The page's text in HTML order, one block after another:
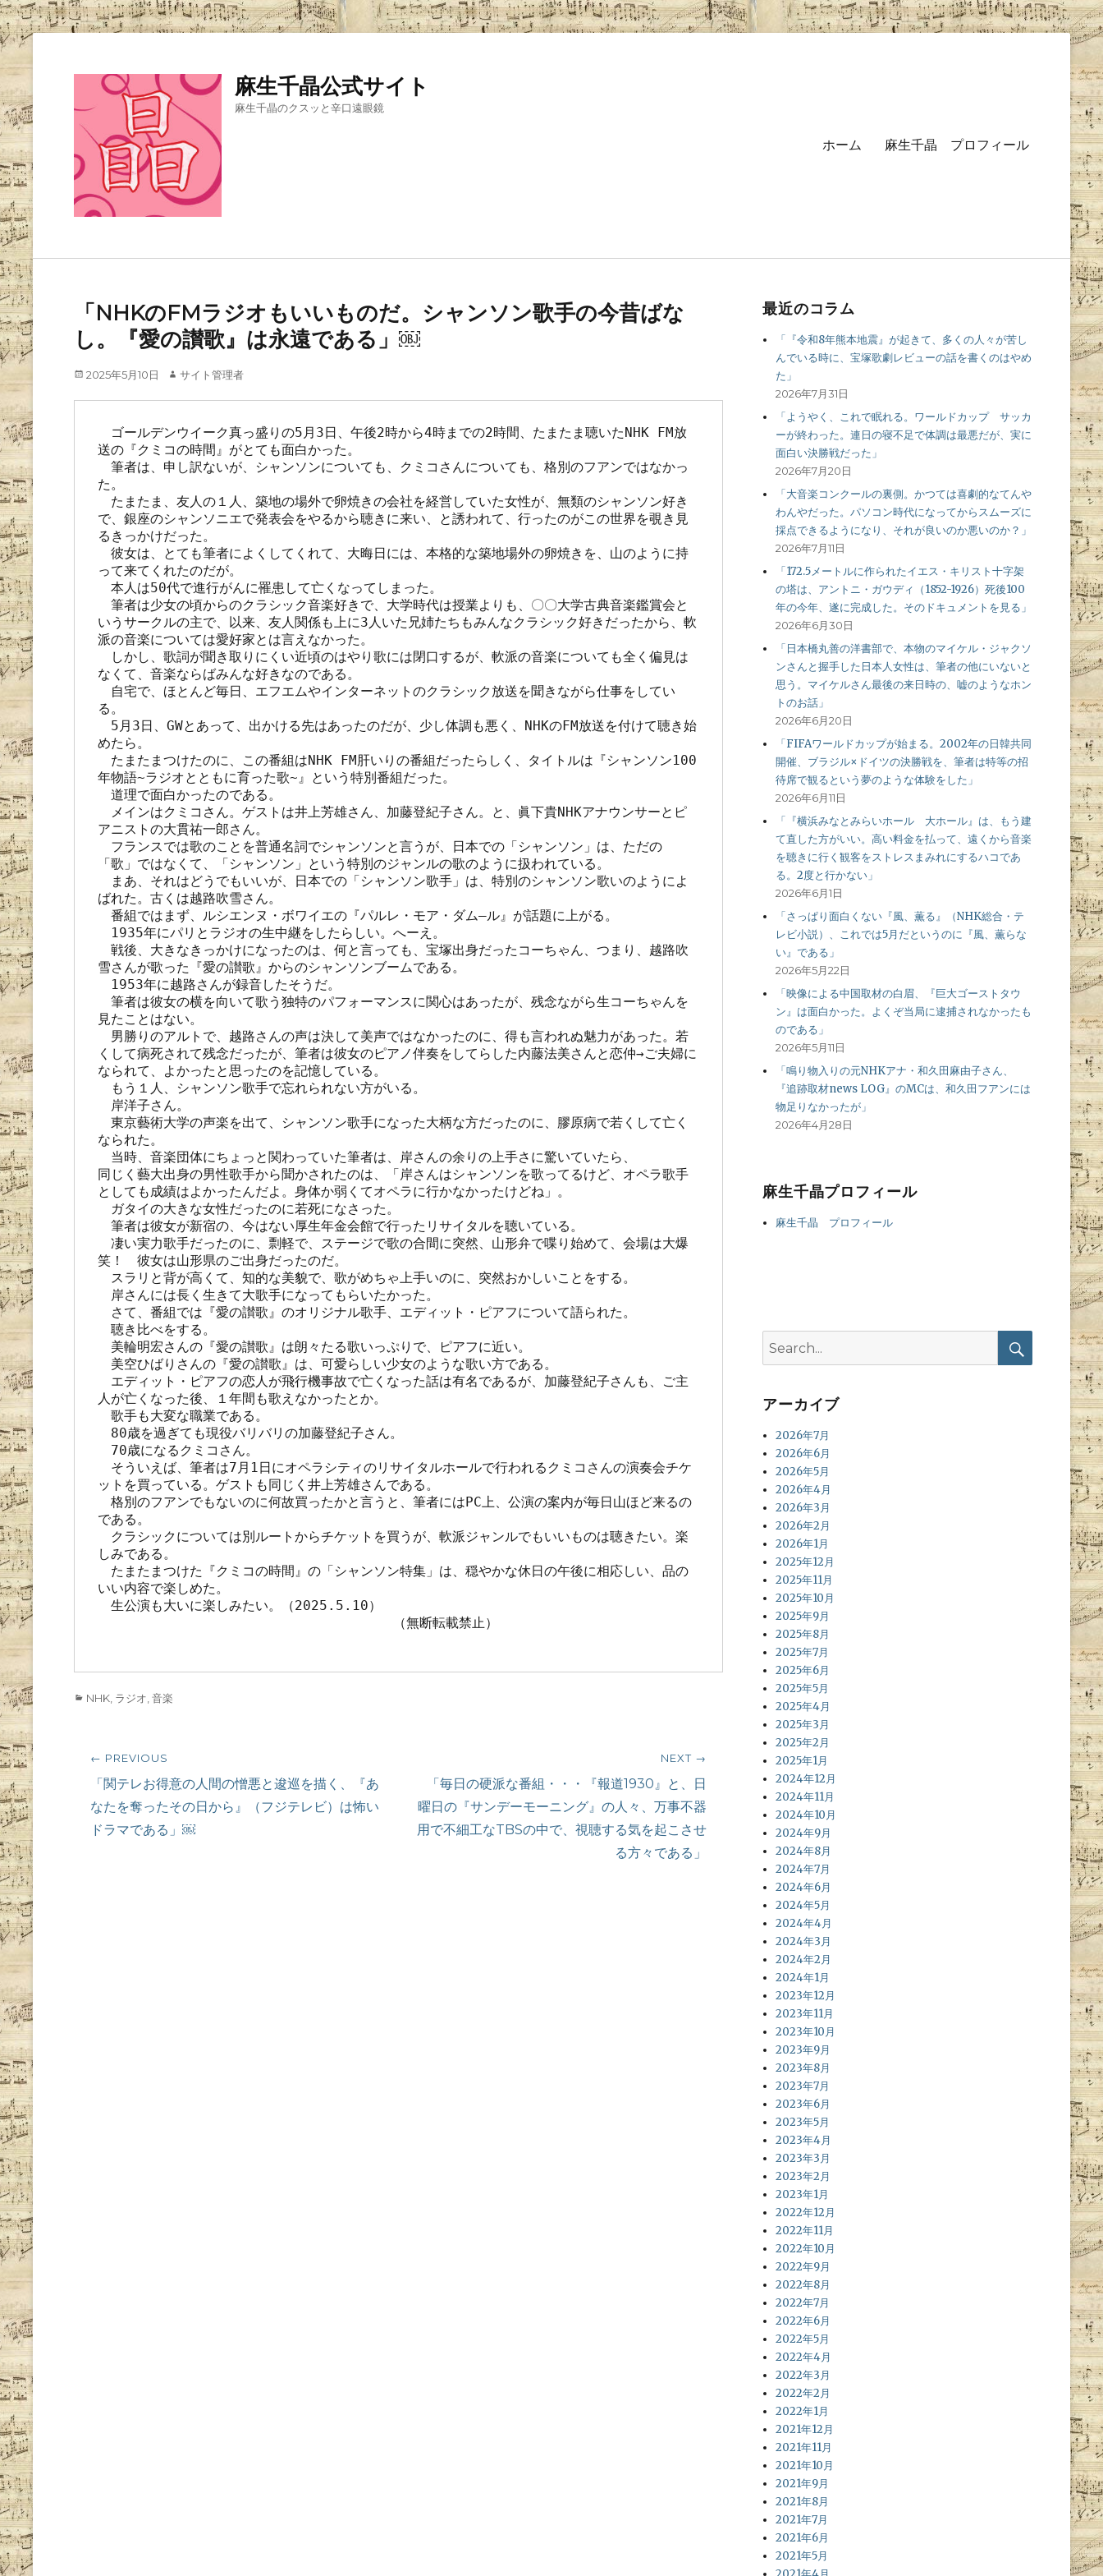
麻生千晶公式サイト
麻生千晶のクスッと辛口遠眼鏡
Primary
ホーム 麻生千晶 プロフィール
「NHKのFMラジオもいいものだ。シャンソン歌手の今昔ばな
し。『愛の讃歌』は永遠である」￼
Posted
2025年5月10日 Author
サイト管理者
ゴールデンウイーク真っ盛りの5月3日、午後2時から4時までの2時間、たまたま聴いたNHK FM放
送の『クミコの時間』がとても面白かった。
筆者は、申し訳ないが、シャンソンについても、クミコさんについても、格別のフアンではなかっ
た。
たまたま、友人の１人、築地の場外で卵焼きの会社を経営していた女性が、無類のシャンソン好き
で、銀座のシャンソニエで発表会をやるから聴きに来い、と誘われて、行ったのがこの世界を覗き見
るきっかけだった。
彼女は、とても筆者によくしてくれて、大晦日には、本格的な築地場外の卵焼きを、山のように持
って来てくれたのだが。
本人は50代で進行がんに罹患して亡くなってしまった。
筆者は少女の頃からのクラシック音楽好きで、大学時代は授業よりも、〇〇大学古典音楽鑑賞会と
いうサークルの主で、以来、友人関係も上に3人いた兄姉たちもみんなクラシック好きだったから、軟
派の音楽については愛好家とは言えなかった。
しかし、歌詞が聞き取りにくい近頃のはやり歌には閉口するが、軟派の音楽についても全く偏見は
なくて、音楽ならばみんな好きなのである。
自宅で、ほとんど毎日、エフエムやインターネットのクラシック放送を聞きながら仕事をしてい
る。
5月3日、GWとあって、出かける先はあったのだが、少し体調も悪く、NHKのFM放送を付けて聴き始
めたら。
たまたまつけたのに、この番組はNHK FM肝いりの番組だったらしく、タイトルは『シャンソン100
年物語~ラジオとともに育った歌~』という特別番組だった。
道理で面白かったのである。
メインはクミコさん。ゲストは井上芳雄さん、加藤登紀子さん。と、眞下貴NHKアナウンサーとピ
アニストの大貫祐一郎さん。
フランスでは歌のことを普通名詞でシャンソンと言うが、日本での「シャンソン」は、ただの
「歌」ではなくて、「シャンソン」という特別のジャンルの歌のように扱われている。
まあ、それはどうでもいいが、日本での「シャンソン歌手」は、特別のシャンソン歌いのようによ
ばれた。古くは越路吹雪さん。
番組ではまず、ルシエンヌ・ボワイエの『パルレ・モア・ダム―ル』が話題に上がる。
1935年にパリとラジオの生中継をしたらしい。へーえ。
戦後、大きなきっかけになったのは、何と言っても、宝塚出身だったコーちゃん、つまり、越路吹
雪さんが歌った『愛の讃歌』からのシャンソンブームである。
1953年に越路さんが録音したそうだ。
筆者は彼女の横を向いて歌う独特のパフォーマンスに関心はあったが、残念ながら生コーちゃんを
見たことはない。
男勝りのアルトで、越路さんの声は決して美声ではなかったのに、得も言われぬ魅力があった。若
くして病死されて残念だったが、筆者は彼女のピアノ伴奏をしてらした内藤法美さんと恋仲→ご夫婦に
なられて、よかったと思ったのを記憶している。
もう１人、シャンソン歌手で忘れられない方がいる。
岸洋子さん。
東京藝術大学の声楽を出て、シャンソン歌手になった大柄な方だったのに、膠原病で若くして亡く
なられた。
当時、音楽団体にちょっと関わっていた筆者は、岸さんの余りの上手さに驚いていたら、
同じく藝大出身の男性歌手から聞かされたのは、「岸さんはシャンソンを歌ってるけど、オペラ歌手
としても成績はよかったんだよ。身体か弱くてオペラに行かなかったけどね」。
ガタイの大きな女性だったのに若死になさった。
筆者は彼女が新宿の、今はない厚生年金会館で行ったリサイタルを聴いている。
凄い実力歌手だったのに、剽軽で、ステージで歌の合間に突然、山形弁で喋り始めて、会場は大爆
笑！　彼女は山形県のご出身だったのだ。
スラリと背が高くて、知的な美貌で、歌がめちゃ上手いのに、突然おかしいことをする。
岸さんには長く生きて大歌手になってもらいたかった。
さて、番組では『愛の讃歌』のオリジナル歌手、エディット・ピアフについて語られた。
聴き比べをする。
美輪明宏さんの『愛の讃歌』は朗々たる歌いっぷりで、ピアフに近い。
美空ひばりさんの『愛の讃歌』は、可愛らしい少女のような歌い方である。
エディット・ピアフの恋人が飛行機事故で亡くなった話は有名であるが、加藤登紀子さんも、ご主
人が亡くなった後、１年間も歌えなかったとか。
歌手も大変な職業である。
80歳を過ぎても現役バリバリの加藤登紀子さん。
70歳になるクミコさん。
そういえば、筆者は7月1日にオペラシティのリサイタルホールで行われるクミコさんの演奏会チケ
ットを買っている。ゲストも同じく井上芳雄さんである。
格別のフアンでもないのに何故買ったかと言うと、筆者にはPC上、公演の案内が毎日山ほど来るの
である。
クラシックについては別ルートからチケットを買うが、軟派ジャンルでもいいものは聴きたい。楽
しみである。
たまたまつけた『クミコの時間』の「シャンソン特集」は、穏やかな休日の午後に相応しい、品の
いい内容で楽しめた。
生公演も大いに楽しみたい。（2025.5.10）
Categories
NHK, ラジオ,音楽
ナ
← PREVIOUS
Previous
post:
「関テレお得意の人間の憎悪と逡巡を描く、『あ
なたを奪ったその日から』（フジテレビ）は怖い
ドラマである」￼
NEXT →
Next
post:
「毎日の硬派な番組・・・『報道1930』と、日
曜日の『サンデーモーニング』の人々、万事不器
用で不細工なTBSの中で、視聴する気を起こさせ
る方々である」
最近のコラム
「『令和8年熊本地震』が起きて、多くの人々が苦し
んでいる時に、宝塚歌劇レビューの話を書くのはやめ
た」
2026年7月31日
「ようやく、これで眠れる。ワールドカップ サッカ
ーが終わった。連日の寝不足で体調は最悪だが、実に
面白い決勝戦だった」
2026年7月20日
「大音楽コンクールの裏側。かつては喜劇的なてんや
わんやだった。パソコン時代になってからスムーズに
採点できるようになり、それが良いのか悪いのか？」
2026年7月11日
「172.5メートルに作られたイエス・キリスト十字架
の塔は、アントニ・ガウディ（1852-1926）死後100
年の今年、遂に完成した。そのドキュメントを見る」
2026年6月30日
「日本橋丸善の洋書部で、本物のマイケル・ジャクソ
ンさんと握手した日本人女性は、筆者の他にいないと
思う。マイケルさん最後の来日時の、嘘のようなホン
トのお話」
2026年6月20日
「FIFAワールドカップが始まる。2002年の日韓共同
開催、ブラジル×ドイツの決勝戦を、筆者は特等の招
待席で観るという夢のような体験をした」
2026年6月11日
「『横浜みなとみらいホール 大ホール』は、もう建
て直した方がいい。高い料金を払って、遠くから音楽
を聴きに行く観客をストレスまみれにするハコであ
る。2度と行かない」
2026年6月1日
「さっぱり面白くない『風、薫る』（NHK総合・テ
レビ小説）、これでは5月だというのに『風、薫らな
い』である」
2026年5月22日
「映像による中国取材の白眉、『巨大ゴーストタウ
ン』は面白かった。よくぞ当局に逮捕されなかったも
のである」
2026年5月11日
「鳴り物入りの元NHKアナ・和久田麻由子さん、
『追跡取材news LOG』のMCは、和久田フアンには
物足りなかったが」
2026年4月28日
麻生千晶プロフィール
麻生千晶 プロフィール
for:
アーカイブ
2026年7月
2026年6月
2026年5月
2026年4月
2026年3月
2026年2月
2026年1月
2025年12月
2025年11月
2025年10月
2025年9月
2025年8月
2025年7月
2025年6月
2025年5月
2025年4月
2025年3月
2025年2月
2025年1月
2024年12月
2024年11月
2024年10月
2024年9月
2024年8月
2024年7月
2024年6月
2024年5月
2024年4月
2024年3月
2024年2月
2024年1月
2023年12月
2023年11月
2023年10月
2023年9月
2023年8月
2023年7月
2023年6月
2023年5月
2023年4月
2023年3月
2023年2月
2023年1月
2022年12月
2022年11月
2022年10月
2022年9月
2022年8月
2022年7月
2022年6月
2022年5月
2022年4月
2022年3月
2022年2月
2022年1月
2021年12月
2021年11月
2021年10月
2021年9月
2021年8月
2021年7月
2021年6月
2021年5月